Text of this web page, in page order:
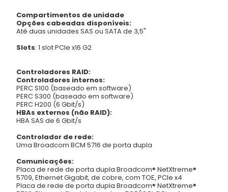
Compartimentos de unidade
Opções cabeadas disponíveis:
Até duas unidades SAS ou SATA de 3,5"
Slots: 1 slot PCIe x16 G2
Controladores RAID:
Controladores internos:
PERC S100 (baseado em software)
PERC S300 (baseado em software)
PERC H200 (6 Gbit/s)
HBAs externos (não RAID):
HBA SAS de 6 Gbit/s
Controlador de rede:
Uma Broadcom BCM 5716 de porta dupla
Comunicações:
Placa de rede de porta dupla Broadcom® NetXtreme®
5709, Ethernet Gigabit, de cobre, com TOE, PCIe x4
Placa de rede de porta dupla Broadcom® NetXtreme®